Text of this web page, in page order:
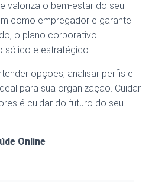
valoriza o bem-estar do seu
como empregador e garante
o plano corporativo
sólido e estratégico.
opções, analisar perfis e
para sua organização. Cuidar
é cuidar do futuro do seu
Online